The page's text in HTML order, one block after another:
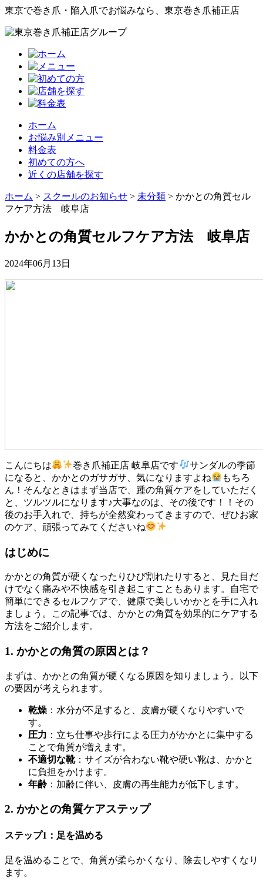
東京で巻き爪・陥入爪でお悩みなら、東京巻き爪補正店
ホーム
お悩み別メニュー
料金表
初めての方へ
近くの店舗を探す
ホーム > スクールのお知らせ > 未分類 > かかとの角質セル
フケア方法 岐阜店
かかとの角質セルフケア方法 岐阜店
2024年06月13日
こんにちは 巻き爪補正店 岐阜店です
サンダルの季節
になると、かかとのガサガサ、気になりますよね
もちろ
ん！そんなときはまず当店で、踵の角質ケアをしていただく
と、ツルツルになります♪大事なのは、その後です！！その
後のお手入れで、持ちが全然変わってきますので、ぜひお家
のケア、頑張ってみてくださいね
はじめに
かかとの角質が硬くなったりひび割れたりすると、見た目だ
けでなく痛みや不快感を引き起こすこともあります。自宅で
簡単にできるセルフケアで、健康で美しいかかとを手に入れ
ましょう。この記事では、かかとの角質を効果的にケアする
方法をご紹介します。
1. かかとの角質の原因とは？
まずは、かかとの角質が硬くなる原因を知りましょう。以下
の要因が考えられます。
乾燥 ：水分が不足すると、皮膚が硬くなりやすいで
す。
圧力 ：立ち仕事や歩行による圧力がかかとに集中する
ことで角質が増えます。
不適切な靴：サイズが合わない靴や硬い靴は、かかと
に負担をかけます。
年齢 ：加齢に伴い、皮膚の再生能力が低下します。
2. かかとの角質ケアステップ
ステップ1：足を温める
足を温めることで、角質が柔らかくなり、除去しやすくなり
ます。